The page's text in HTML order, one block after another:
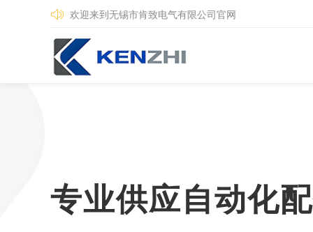
欢迎来到无锡市肯致电气有限公司官网
专业供应自动化